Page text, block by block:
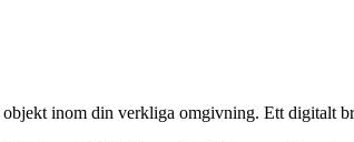
inom din verkliga omgivning. Ett digitalt